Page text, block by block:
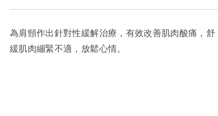
為肩頸作出針對性緩解治療，有效改善肌肉酸痛，舒
緩肌肉繃緊不適，放鬆心情。